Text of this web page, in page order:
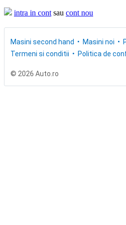
intra in cont sau cont nou
Masini second hand Masini noi
Termeni si conditii
Politica de
© 2026 Auto.ro